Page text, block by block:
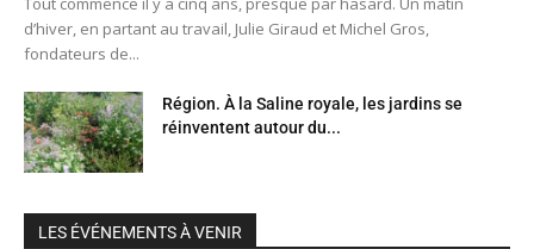
d’hiver, en partant au travail, Julie Giraud et Michel Gros,
fondateurs de...
Région. À la Saline royale, les jardins se
réinventent autour du...
LES ÉVÉNEMENTS À VENIR